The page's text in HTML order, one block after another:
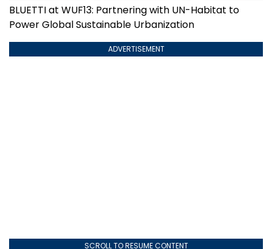
BLUETTI at WUF13: Partnering with UN-Habitat to
Power Global Sustainable Urbanization
ADVERTISEMENT
SCROLL TO RESUME CONTENT